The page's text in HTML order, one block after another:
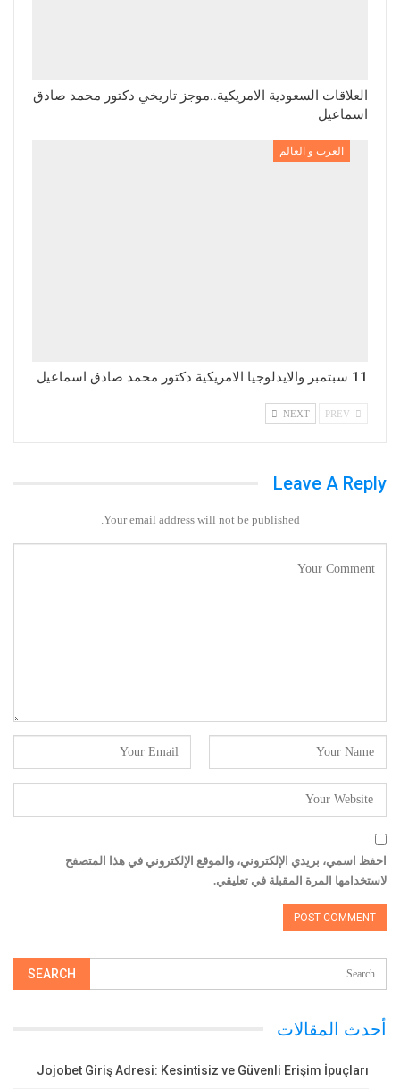
العلاقات السعودية الامريكية..موجز تاريخي دكتور محمد صادق
اسماعيل
العرب و العالم
11 سبتمبر والايدلوجيا الامريكية دكتور محمد صادق اسماعيل
NEXT
Leave A Reply
Your email address will not be published.
احفظ اسمي، بريدي الإلكتروني، والموقع الإلكتروني في هذا المتصفح
لاستخدامها المرة المقبلة في تعليقي.
أحدث المقالات
Jojobet Giriş Adresi: Kesintisiz ve Güvenli Erişim İpuçları